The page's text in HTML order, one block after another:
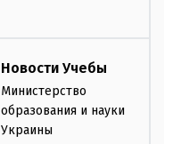
Новости Учебы
Министерство
образования и науки
Украины